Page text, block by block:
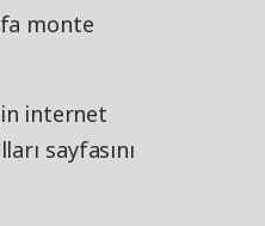
monte
internet
sayfasını